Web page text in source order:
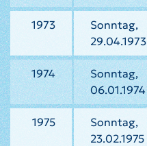
1973
Sonntag,
29.04.1973
1974
Sonntag,
06.01.1974
1975
Sonntag,
23.02.1975